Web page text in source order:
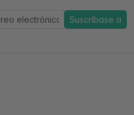
Suscríbase a